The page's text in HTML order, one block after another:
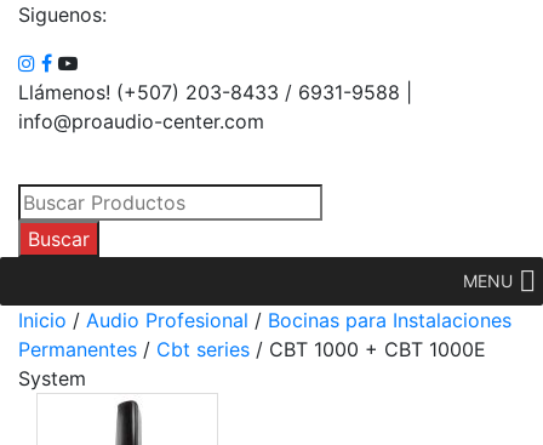
Siguenos:
Llámenos! (+507) 203-8433 / 6931-9588 |
info@proaudio-center.com
Búsqueda
de
productos
Buscar
MENU
Inicio / Audio Profesional / Bocinas para Instalaciones
Permanentes / Cbt series / CBT 1000 + CBT 1000E
System